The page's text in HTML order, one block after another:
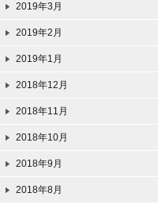
2019年3月
2019年2月
2019年1月
2018年12月
2018年11月
2018年10月
2018年9月
2018年8月